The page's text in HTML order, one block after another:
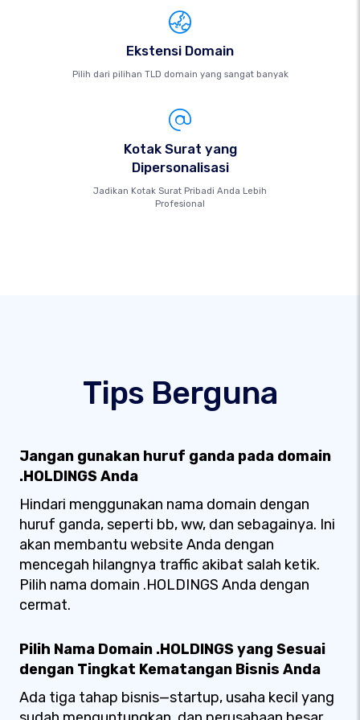
Ekstensi Domain
Pilih dari pilihan TLD domain yang sangat banyak
Kotak Surat yang
Dipersonalisasi
Jadikan Kotak Surat Pribadi Anda Lebih
Profesional
Tips Berguna
Jangan gunakan huruf ganda pada domain
.HOLDINGS Anda
Hindari menggunakan nama domain dengan
huruf ganda, seperti bb, ww, dan sebagainya. Ini
akan membantu website Anda dengan
mencegah hilangnya traffic akibat salah ketik.
Pilih nama domain .HOLDINGS Anda dengan
cermat.
Pilih Nama Domain .HOLDINGS yang Sesuai
dengan Tingkat Kematangan Bisnis Anda
Ada tiga tahap bisnis—startup, usaha kecil yang